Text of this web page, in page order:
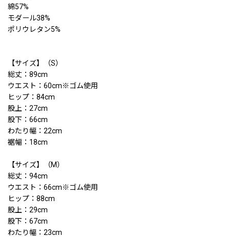
綿57%
モダール38%
ポリウレタン5%
【サイズ】（S）
総丈：89cm
ウエスト：60cm※ゴム使用
ヒップ：84cm
股上：27cm
股下：66cm
わたり幅：22cm
裾幅：18cm
【サイズ】（M）
総丈：94cm
ウエスト：66cm※ゴム使用
ヒップ：88cm
股上：29cm
股下：67cm
わたり幅：23cm